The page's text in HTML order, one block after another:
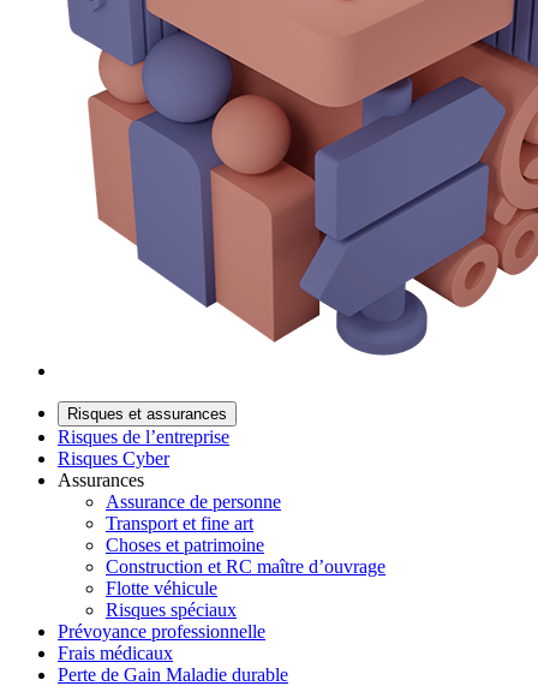
Risques et assurances
Risques de l’entreprise
Risques Cyber
Assurances
Assurance de personne
Transport et fine art
Choses et patrimoine
Construction et RC maître d’ouvrage
Flotte véhicule
Risques spéciaux
Prévoyance professionnelle
Frais médicaux
Perte de Gain Maladie durable